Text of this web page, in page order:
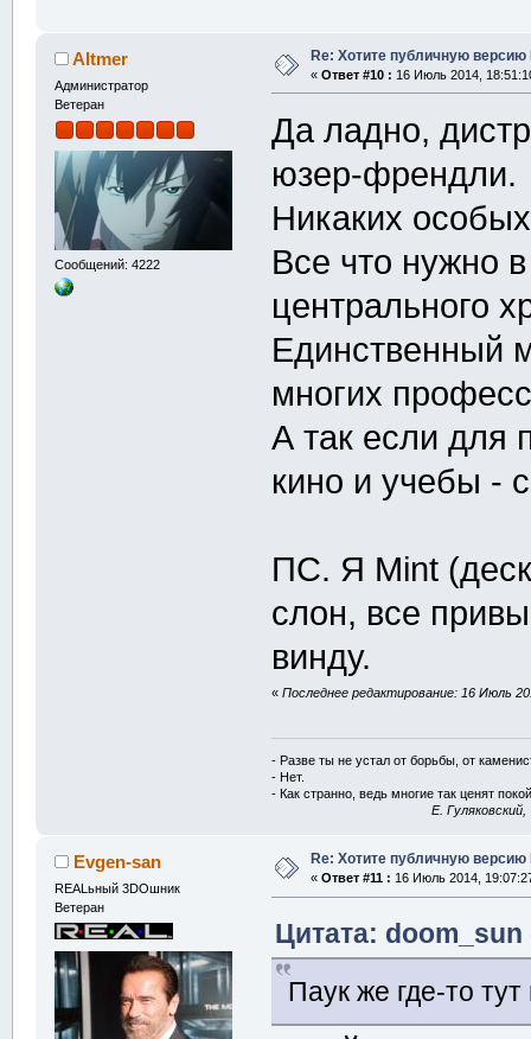
Altmer
Администратор
Ветеран
Сообщений: 4222
Re: Хотите публичную версию
« Ответ #10 : 16 Июль 2014,
Да ладно,
юзер-френдли.
Никаких
Все что нужно
центрального
Единственный
многих
А так если для
кино и учебы -
ПС. Я Mint
слон, все
винду.
«Последнее редактирование: 16 Июль
- Разве ты не устал от борьбы, от
- Нет.
- Как странно, ведь многие так ценят
E.
Evgen-san
REALьный 3DOшник
Ветеран
Re: Хотите публичную версию
« Ответ #11 : 16 Июль 2014,
Цитата:
Паук же где-то